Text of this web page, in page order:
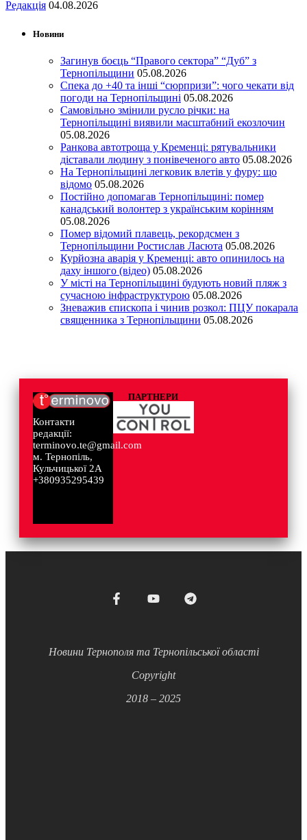
Редакція 04.08.2026
Новини
Загинув боєць “Правого сектора” “Дуб” з
Тернопільщини 05.08.2026
Спека до +40 та інші “сюрпризи”: чого чекати від
погоди на Тернопільщині 05.08.2026
Самовільно змінили русло річки: на
Тернопільщині виявили масштабний екозлочин
05.08.2026
Ранкова автотроща у Кременці: рятувальники
діставали людину з понівеченого авто 05.08.2026
На Тернопільщині легковик влетів у фуру: що
відомо 05.08.2026
Постійно допомагав Тернопільщині: помер
канадський волонтер з українським корінням
05.08.2026
Помер відомий плавець, рекордсмен з
Тернопільщини Ростислав Ласюта 05.08.2026
Курйозна аварія у Кременці: авто опинилось на
даху іншого (відео) 05.08.2026
У місті на Тернопільщині будують новий пляж з
сучасною інфраструктурою 05.08.2026
Зневажив єпископа і чинив розкол: ПЦУ покарала
священника з Тернопільщини 05.08.2026
Контакти
редакції:
terminovo.te@gmail.com
м. Тернопіль,
Кульчицької 2А
+380935295439
ПАРТНЕРИ
Новини Тернополя та Тернопільської області
Copyright
2018 – 2025